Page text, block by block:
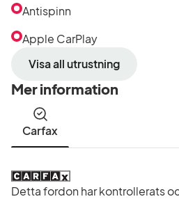
Antispinn
Apple CarPlay
Visa all utrustning
Mer information
Carfax
Detta fordon har kontrollerats